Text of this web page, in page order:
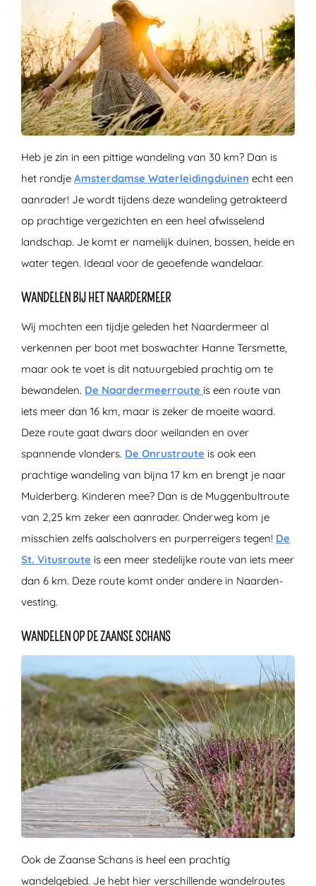
Heb je zin in een pittige wandeling van 30 km? Dan is
het rondje Amsterdamse Waterleidingduinen echt een
aanrader! Je wordt tijdens deze wandeling getrakteerd
op prachtige vergezichten en een heel afwisselend
landschap. Je komt er namelijk duinen, bossen, heide en
water tegen. Ideaal voor de geoefende wandelaar.
WANDELEN BIJ HET NAARDERMEER
Wij mochten een tijdje geleden het Naardermeer al
verkennen per boot met boswachter Hanne Tersmette,
maar ook te voet is dit natuurgebied prachtig om te
bewandelen. De Naardermeerroute is een route van
iets meer dan 16 km, maar is zeker de moeite waard.
Deze route gaat dwars door weilanden en over
spannende vlonders. De Onrustroute is ook een
prachtige wandeling van bijna 17 km en brengt je naar
Muiderberg. Kinderen mee? Dan is de Muggenbultroute
van 2,25 km zeker een aanrader. Onderweg kom je
misschien zelfs aalscholvers en purperreigers tegen! De
St. Vitusroute is een meer stedelijke route van iets meer
dan 6 km. Deze route komt onder andere in Naarden-
vesting.
WANDELEN OP DE ZAANSE SCHANS
Ook de Zaanse Schans is heel een prachtig
wandelgebied. Je hebt hier verschillende wandelroutes